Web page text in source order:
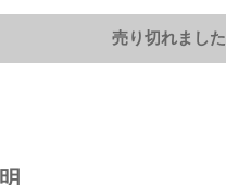
売り切れました